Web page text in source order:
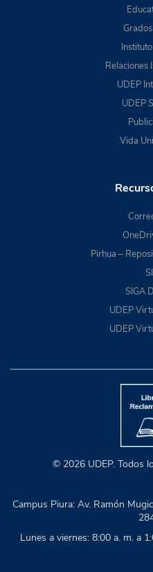
Relaciones
UDEP
UDEP
Vida
Pirhua –
SIGA
UDEP
UDEP
© 2026 UDEP. Todos
Campus Piura: Av. Ramón
Lunes a viernes: 8:00 a. m. a